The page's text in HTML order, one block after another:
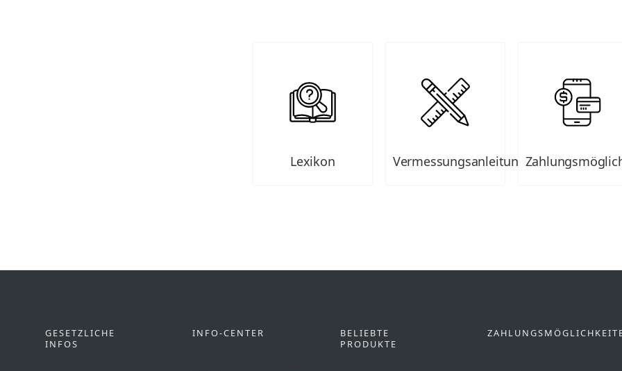
Lexikon Vermessungsanleitungen
GESETZLICHE
INFOS
INFO-CENTER
BELIEBTE
PRODUKTE